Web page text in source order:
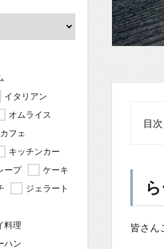
目次
め
ん
＆
食
皆さん
イタリアン
オムライス
カフェ
キッチンカー
ープ
ケーキ
ジェラート
料理
ハン